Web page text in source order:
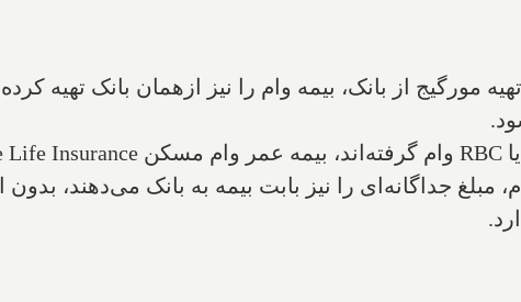
مورگیج از بانک، بیمه وام را نیز ازهمان بانک تهیه
مبلغ جداگانه‌ای را نیز بابت بیمه به بانک می‌دهند، بدون